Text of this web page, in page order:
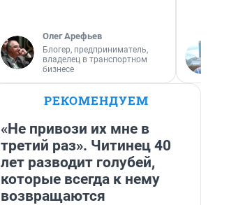
Олег Арефьев
Блогер, предприниматель,
владелец в транспортном
бизнесе
РЕКОМЕНДУЕМ
«Не привози их мне в
третий раз». Читинец 40
лет разводит голубей,
которые всегда к нему
возвращаются